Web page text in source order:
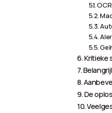
Kritieke
De